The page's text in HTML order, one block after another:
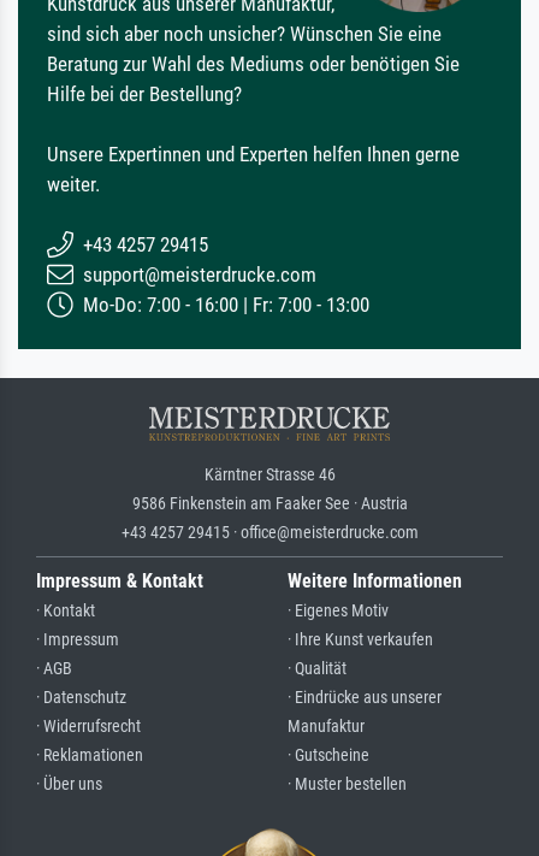
sind sich aber noch unsicher? Wünschen Sie eine
Beratung zur Wahl des Mediums oder benötigen Sie
Hilfe bei der Bestellung?
Unsere Expertinnen und Experten helfen Ihnen gerne
weiter.
+43 4257 29415
support@meisterdrucke.com
Mo-Do: 7:00 - 16:00 | Fr: 7:00 - 13:00
Kärntner Strasse 46
9586 Finkenstein am Faaker See · Austria
+43 4257 29415 · office@meisterdrucke.com
Impressum & Kontakt
· Kontakt
· Impressum
· AGB
· Datenschutz
· Widerrufsrecht
· Reklamationen
· Über uns
Weitere Informationen
· Eigenes Motiv
· Ihre Kunst verkaufen
· Qualität
· Eindrücke aus unserer
Manufaktur
· Gutscheine
· Muster bestellen